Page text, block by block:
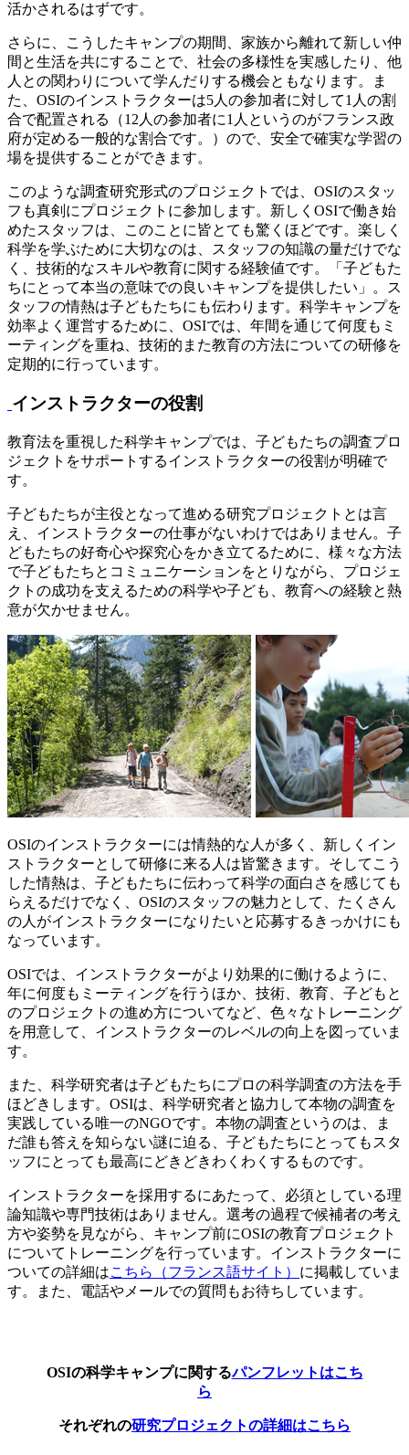
活かされるはずです。
さらに、こうしたキャンプの期間、家族から離れて新しい仲
間と生活を共にすることで、社会の多様性を実感したり、他
人との関わりについて学んだりする機会ともなります。ま
た、OSIのインストラクターは5人の参加者に対して1人の割
合で配置される（12人の参加者に1人というのがフランス政
府が定める一般的な割合です。）ので、安全で確実な学習の
場を提供することができます。
このような調査研究形式のプロジェクトでは、OSIのスタッ
フも真剣にプロジェクトに参加します。新しくOSIで働き始
めたスタッフは、このことに皆とても驚くほどです。楽しく
科学を学ぶために大切なのは、スタッフの知識の量だけでな
く、技術的なスキルや教育に関する経験値です。「子どもた
ちにとって本当の意味での良いキャンプを提供したい」。ス
タッフの情熱は子どもたちにも伝わります。科学キャンプを
効率よく運営するために、OSIでは、年間を通じて何度もミ
ーティングを重ね、技術的また教育の方法についての研修を
定期的に行っています。
インストラクターの役割
教育法を重視した科学キャンプでは、子どもたちの調査プロ
ジェクトをサポートするインストラクターの役割が明確で
す。
子どもたちが主役となって進める研究プロジェクトとは言
え、インストラクターの仕事がないわけではありません。子
どもたちの好奇心や探究心をかき立てるために、様々な方法
で子どもたちとコミュニケーションをとりながら、プロジェ
クトの成功を支えるための科学や子ども、教育への経験と熱
意が欠かせません。
OSIのインストラクターには情熱的な人が多く、新しくイン
ストラクターとして研修に来る人は皆驚きます。そしてこう
した情熱は、子どもたちに伝わって科学の面白さを感じても
らえるだけでなく、OSIのスタッフの魅力として、たくさん
の人がインストラクターになりたいと応募するきっかけにも
なっています。
OSIでは、インストラクターがより効果的に働けるように、
年に何度もミーティングを行うほか、技術、教育、子どもと
のプロジェクトの進め方についてなど、色々なトレーニング
を用意して、インストラクターのレベルの向上を図っていま
す。
また、科学研究者は子どもたちにプロの科学調査の方法を手
ほどきします。OSIは、科学研究者と協力して本物の調査を
実践している唯一のNGOです。本物の調査というのは、ま
だ誰も答えを知らない謎に迫る、子どもたちにとってもスタ
ッフにとっても最高にどきどきわくわくするものです。
インストラクターを採用するにあたって、必須としている理
論知識や専門技術はありません。選考の過程で候補者の考え
方や姿勢を見ながら、キャンプ前にOSIの教育プロジェクト
についてトレーニングを行っています。インストラクターに
ついての詳細はこちら（フランス語サイト） に掲載していま
す。また、電話やメールでの質問もお待ちしています。
OSIの科学キャンプに関するパンフレットはこち
ら
それぞれの研究プロジェクトの詳細はこちら